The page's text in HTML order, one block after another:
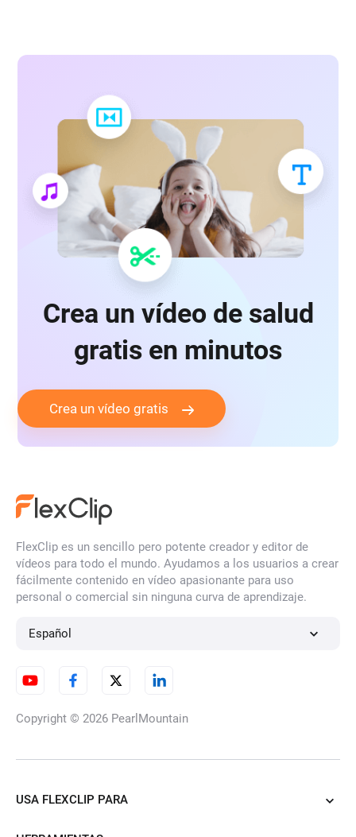
Crea un vídeo de salud
gratis en minutos
Crea un vídeo gratis
FlexClip es un sencillo pero potente creador y editor de
vídeos para todo el mundo. Ayudamos a los usuarios a crear
fácilmente contenido en vídeo apasionante para uso
personal o comercial sin ninguna curva de aprendizaje.
Español
Copyright © 2026 PearlMountain
USA FLEXCLIP PARA